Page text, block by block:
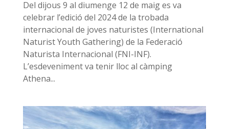
Del dijous 9 al diumenge 12 de maig es va
celebrar l’edició del 2024 de la trobada
internacional de joves naturistes (International
Naturist Youth Gathering) de la Federació
Naturista Internacional (FNI-INF).
L’esdeveniment va tenir lloc al càmping
Athena...